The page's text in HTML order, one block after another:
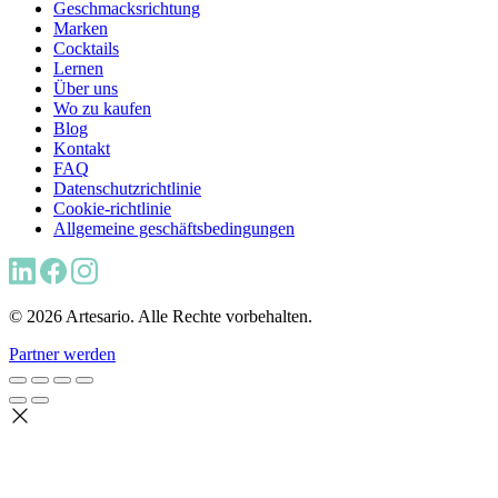
Geschmacksrichtung
Marken
Cocktails
Lernen
Über uns
Wo zu kaufen
Blog
Kontakt
FAQ
Datenschutzrichtlinie
Cookie-richtlinie
Allgemeine geschäftsbedingungen
© 2026 Artesario. Alle Rechte vorbehalten.
Partner werden